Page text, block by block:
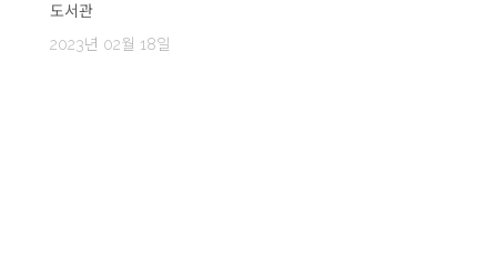
도서관
2023년 02월 18일